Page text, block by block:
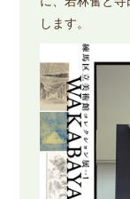
します。